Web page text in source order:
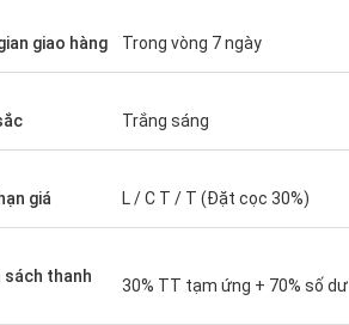
giao hàng Trong vòng 7 ngày
Trắng sáng
giá L / C T / T (Đặt cọc 30%)
sách thanh
30% TT tạm ứng + 70% số dư